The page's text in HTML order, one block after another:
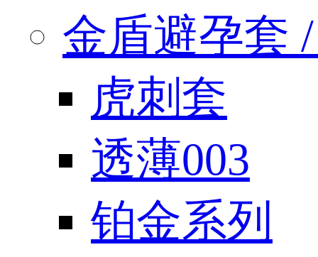
金盾避孕套
虎刺套
透薄003
铂金系列